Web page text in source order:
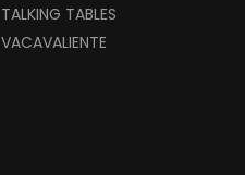
TALKING TABLES
VACAVALIENTE